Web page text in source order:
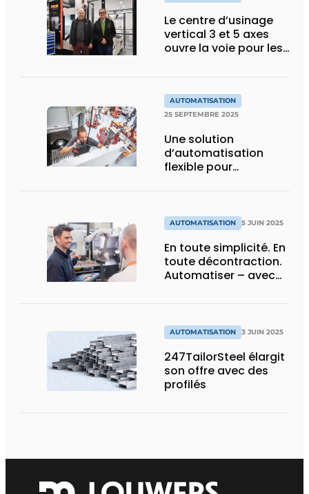
Le centre d’usinage
vertical 3 et 5 axes
ouvre la voie pour les
AUTOMATISATION
25 SEPTEMBRE 2025
Une solution
d’automatisation
flexible pour
AUTOMATISATION 5 JUIN 2025
En toute simplicité. En
toute décontraction.
Automatiser – avec
AUTOMATISATION 3 JUIN 2025
247TailorSteel élargit
son offre avec des
profilés